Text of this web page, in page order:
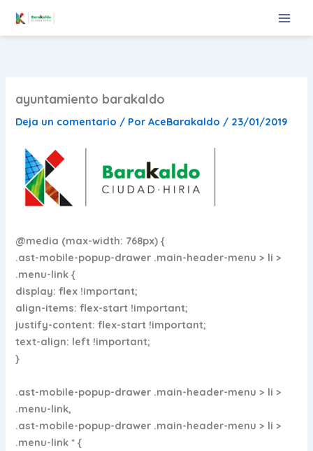
ayuntamiento barakaldo
Deja un comentario / PorAceBarakaldo / 23/01/2019
@media (max-width: 768px) {
.ast-mobile-popup-drawer .main-header-menu > li >
.menu-link {
display: flex !important;
align-items: flex-start !important;
justify-content: flex-start !important;
text-align: left !important;
}
.ast-mobile-popup-drawer .main-header-menu > li >
.menu-link,
.ast-mobile-popup-drawer .main-header-menu > li >
.menu-link * {